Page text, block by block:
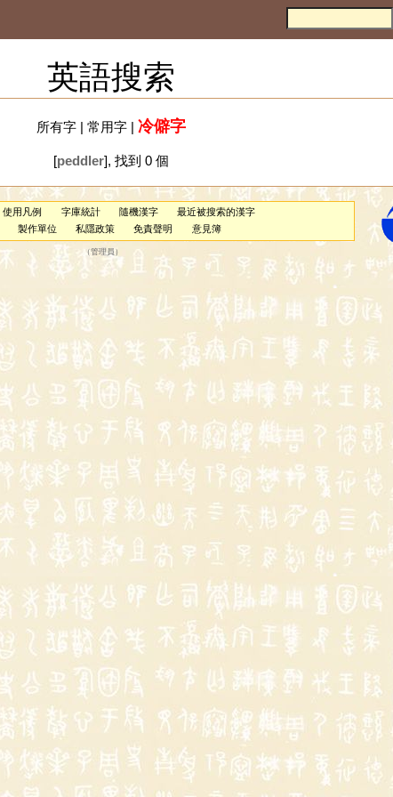
英語搜索
所有字| 常用字| 冷僻字
[peddler], 找到 0 個
使用凡例 字庫統計 隨機漢字
最近被搜索的漢字
製作單位 私隱政策 免責聲明 意見簿
（管理員 ）